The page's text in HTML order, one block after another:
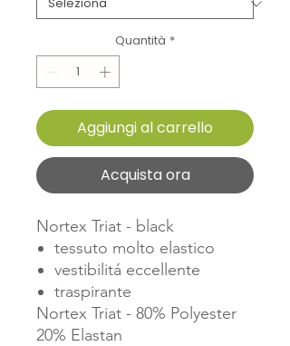
Quantità *
Aggiungi al carrello
Acquista ora
Nortex Triat - black
tessuto molto elastico
vestibilitá eccellente
traspirante
Nortex Triat - 80% Polyester
20% Elastan